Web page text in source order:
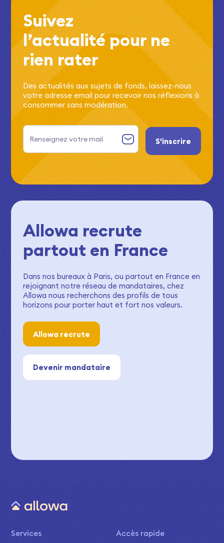
Suivez
l’actualité pour ne
rien rater
Des actualités aux sujets de fonds, laissez-nous
votre adresse email pour recevoir nos réflexions à
consommer sans modération.
Allowa recrute
partout en France
Dans nos bureaux à Paris, ou partout en France en
rejoignant notre réseau de mandataires, chez
Allowa nous recherchons des profils de tous
horizons pour porter haut et fort nos valeurs.
Allowa recrute
Devenir mandataire
Services Accès rapide